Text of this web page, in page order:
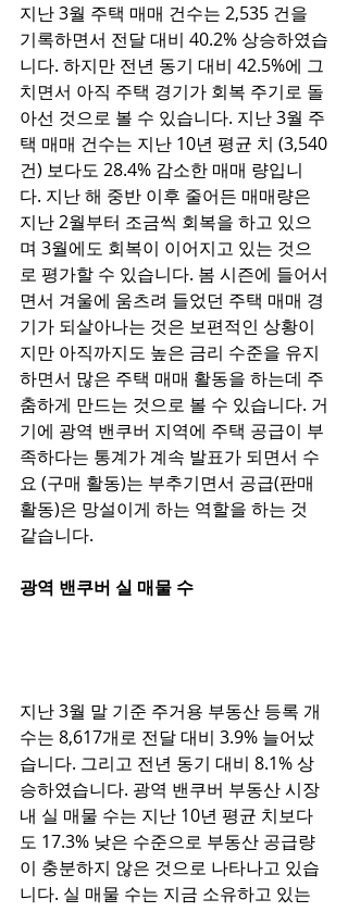
지난 3월 주택 매매 건수는 2,535 건을
기록하면서 전달 대비 40.2% 상승하였습
니다. 하지만 전년 동기 대비 42.5%에 그
치면서 아직 주택 경기가 회복 주기로 돌
아선 것으로 볼 수 있습니다. 지난 3월 주
택 매매 건수는 지난 10년 평균 치 (3,540
건) 보다도 28.4% 감소한 매매 량입니
다. 지난 해 중반 이후 줄어든 매매량은
지난 2월부터 조금씩 회복을 하고 있으
며 3월에도 회복이 이어지고 있는 것으
로 평가할 수 있습니다. 봄 시즌에 들어서
면서 겨울에 움츠려 들었던 주택 매매 경
기가 되살아나는 것은 보편적인 상황이
지만 아직까지도 높은 금리 수준을 유지
하면서 많은 주택 매매 활동을 하는데 주
춤하게 만드는 것으로 볼 수 있습니다. 거
기에 광역 밴쿠버 지역에 주택 공급이 부
족하다는 통계가 계속 발표가 되면서 수
요 (구매 활동)는 부추기면서 공급(판매
활동)은 망설이게 하는 역할을 하는 것
같습니다.
광역 밴쿠버 실 매물 수
지난 3월 말 기준 주거용 부동산 등록 개
수는 8,617개로 전달 대비 3.9% 늘어났
습니다. 그리고 전년 동기 대비 8.1% 상
승하였습니다. 광역 밴쿠버 부동산 시장
내 실 매물 수는 지난 10년 평균 치보다
도 17.3% 낮은 수준으로 부동산 공급량
이 충분하지 않은 것으로 나타나고 있습
니다. 실 매물 수는 지금 소유하고 있는